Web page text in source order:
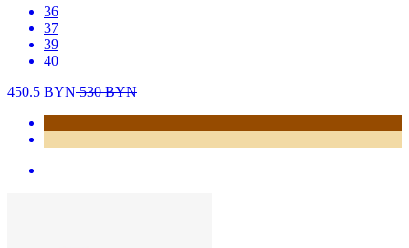
36
37
39
40
450.5 BYN530BYN